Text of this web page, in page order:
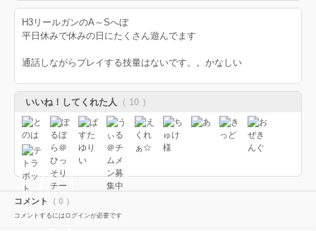
H3リールガンのA～Sへぼ
平日休みで休みの日にたくさん遊んでます
通話しながらプレイする技量はないです。。かなしい
いいね！してくれた人 （ 10 ）
コメント （ 0 ）
コメントするにはログインが必要です